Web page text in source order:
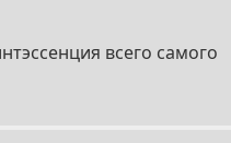
всего самого